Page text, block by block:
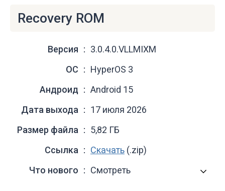
Recovery ROM
Версия
3.0.4.0.VLLMIXM
ОС
HyperOS 3
Андроид
Android 15
Дата выхода
17 июля 2026
Размер файла
5,82 ГБ
Ссылка
Скачать (.zip)
Что нового
Смотреть